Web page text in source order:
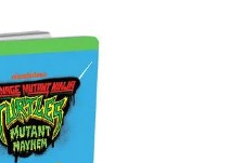
mouse
mouse